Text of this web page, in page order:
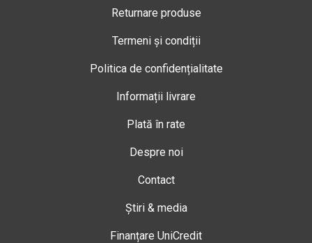
Returnare produse
Termeni și condiții
Politica de confidențialitate
Informații livrare
Plată în rate
Despre noi
Contact
Știri & media
Finanțare UniCredit